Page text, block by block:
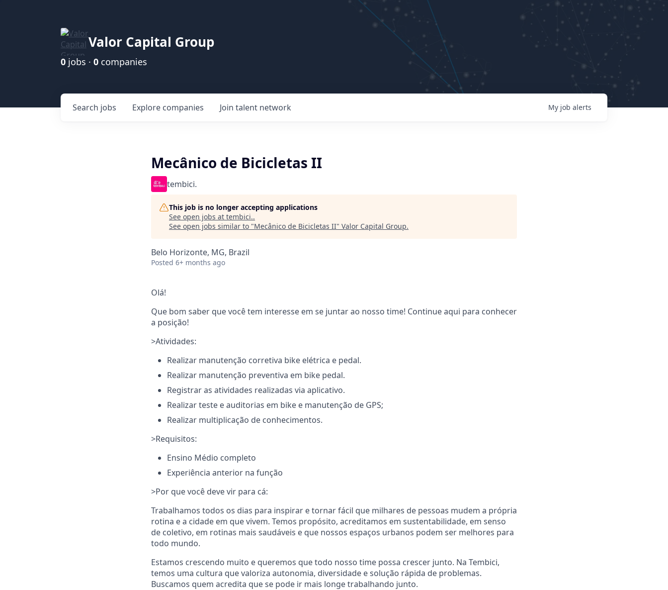
Valor Capital Group
0 jobs · 0 companies
Search jobs Explore companies Join talent network My job alerts
Mecânico de Bicicletas II
tembici.
This job is no longer accepting applications
See open jobs at tembici..
See open jobs similar to "Mecânico de Bicicletas II" Valor Capital Group.
Belo Horizonte, MG, Brazil
Posted 6+ months ago
Olá!
Que bom saber que você tem interesse em se juntar ao nosso time! Continue aqui para conhecer
a posição!
>Atividades:
Realizar manutenção corretiva bike elétrica e pedal.
Realizar manutenção preventiva em bike pedal.
Registrar as atividades realizadas via aplicativo.
Realizar teste e auditorias em bike e manutenção de GPS;
Realizar multiplicação de conhecimentos.
>Requisitos:
Ensino Médio completo
Experiência anterior na função
>Por que você deve vir para cá:
Trabalhamos todos os dias para inspirar e tornar fácil que milhares de pessoas mudem a própria
rotina e a cidade em que vivem. Temos propósito, acreditamos em sustentabilidade, em senso
de coletivo, em rotinas mais saudáveis e que nossos espaços urbanos podem ser melhores para
todo mundo.
Estamos crescendo muito e queremos que todo nosso time possa crescer junto. Na Tembici,
temos uma cultura que valoriza autonomia, diversidade e solução rápida de problemas.
Buscamos quem acredita que se pode ir mais longe trabalhando junto.